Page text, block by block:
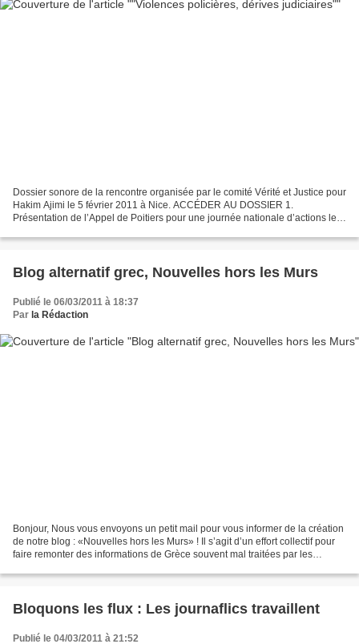
Dossier sonore de la rencontre organisée par le comité Vérité et Justice pour
Hakim Ajimi le 5 février 2011 à Nice. ACCÉDER AU DOSSIER 1.
Présentation de l’Appel de Poitiers pour une journée nationale d’actions le
Blog alternatif grec, Nouvelles hors les Murs
Publié le 06/03/2011 à 18:37
Par la Rédaction
Bonjour, Nous vous envoyons un petit mail pour vous informer de la création
de notre blog : «Nouvelles hors les Murs» ! Il s’agit d’un effort collectif pour
faire remonter des informations de Grèce souvent mal traitées par les
Bloquons les flux : Les journaflics travaillent
Publié le 04/03/2011 à 21:52